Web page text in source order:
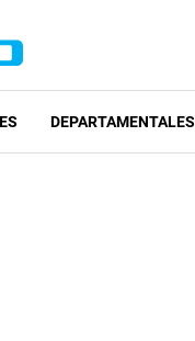
DEPARTAMENTALES